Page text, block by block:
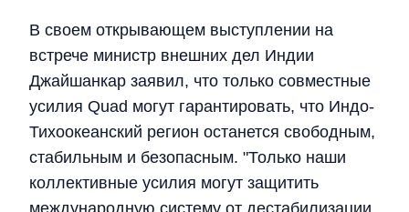
В своем открывающем выступлении на
встрече министр внешних дел Индии
Джайшанкар заявил, что только совместные
усилия Quad могут гарантировать, что Индо-
Тихоокеанский регион останется свободным,
стабильным и безопасным. "Только наши
коллективные усилия могут защитить